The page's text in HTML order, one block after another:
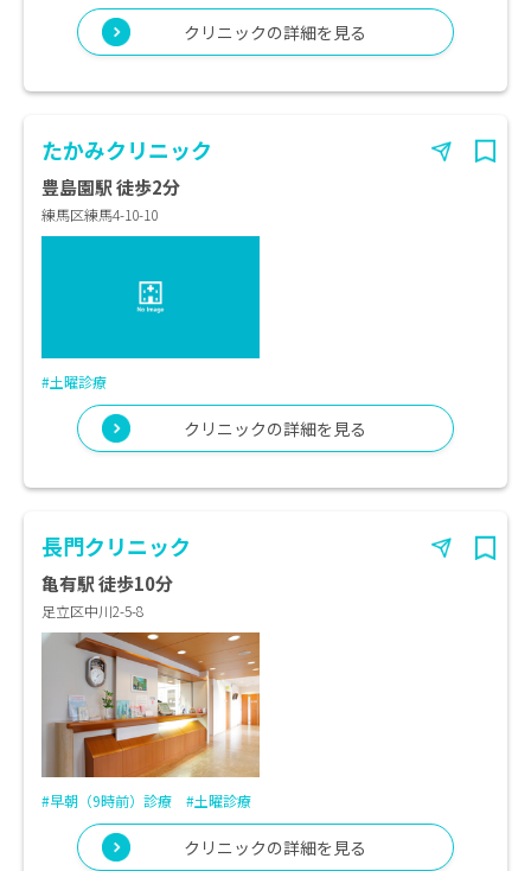
クリニックの詳細を見る
たかみクリニック
豊島園駅 徒歩2分
練馬区練馬4-10-10
#土曜診療
クリニックの詳細を見る
長門クリニック
亀有駅 徒歩10分
足立区中川2-5-8
#早朝（9時前）診療 #土曜診療
クリニックの詳細を見る